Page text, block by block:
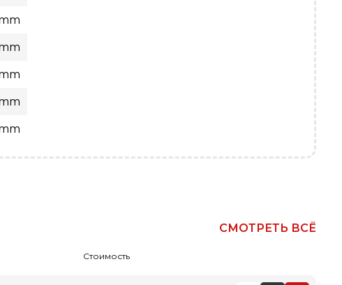
СМОТРЕТЬ ВСЁ
Стоимость